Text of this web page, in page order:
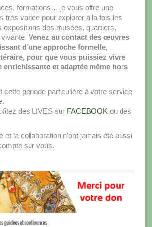
formations… je vous offre une
très variée pour explorer à la fois les
expositions des musées, quartiers,
Venez au contact des œuvres
d’une approche formelle,
pour que vous puissiez vivre
enrichissante et adaptée même hors
cette période particulière à votre service
des LIVES sur FACEBOOK ou des
et la collaboration n’ont jamais été aussi
sur vous.